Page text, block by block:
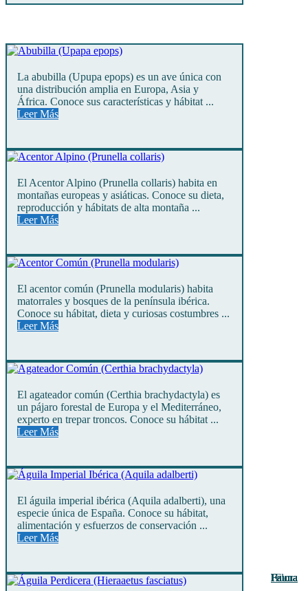
Fauna
La abubilla (Upupa epops) es un ave única con
una distribución amplia en Europa, Asia y
África. Conoce sus características y hábitat ...
Leer Más
Fauna
El Acentor Alpino (Prunella collaris) habita en
montañas europeas y asiáticas. Conoce su dieta,
reproducción y hábitats de alta montaña ...
Leer Más
Fauna
El acentor común (Prunella modularis) habita
matorrales y bosques de la península ibérica.
Conoce su hábitat, dieta y curiosas costumbres ...
Leer Más
Fauna
El agateador común (Certhia brachydactyla) es
un pájaro forestal de Europa y el Mediterráneo,
experto en trepar troncos. Conoce su hábitat ...
Leer Más
Fauna
El águila imperial ibérica (Aquila adalberti), una
especie única de España. Conoce su hábitat,
alimentación y esfuerzos de conservación ...
Leer Más
Fauna
Fauna
Fauna
Fauna
Fauna
Flora
Fauna
Fauna